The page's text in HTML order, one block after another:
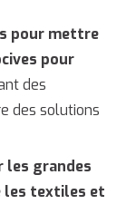
pour mettre
pour
des
des solutions
les grandes
les textiles et